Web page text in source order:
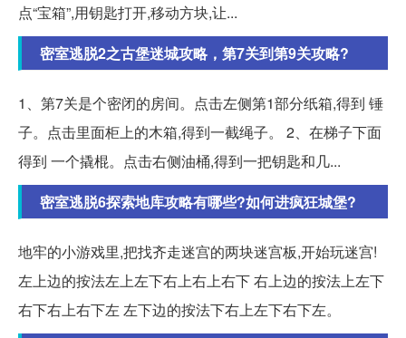
点“宝箱”,用钥匙打开,移动方块,让...
密室逃脱2之古堡迷城攻略，第7关到第9关攻略?
1、第7关是个密闭的房间。点击左侧第1部分纸箱,得到 锤
子。点击里面柜上的木箱,得到一截绳子。 2、在梯子下面
得到 一个撬棍。点击右侧油桶,得到一把钥匙和几...
密室逃脱6探索地库攻略有哪些?如何进疯狂城堡?
地牢的小游戏里,把找齐走迷宫的两块迷宫板,开始玩迷宫!
左上边的按法左上左下右上右上右下 右上边的按法上左下
右下右上右下左 左下边的按法下右上左下右下左。